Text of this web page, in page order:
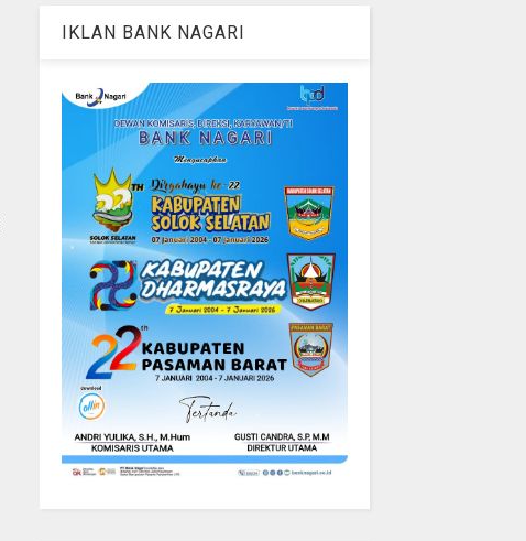
IKLAN BANK NAGARI